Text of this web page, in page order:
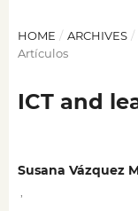
HOME / ARCHIVES /
Artículos
ICT and
Susana Vázquez